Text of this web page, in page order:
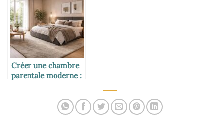
pratiques
Créer une chambre
parentale moderne :